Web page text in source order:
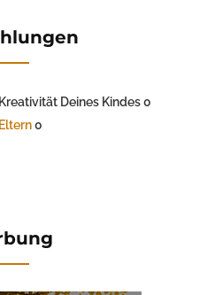
Deines Kindes 0
0